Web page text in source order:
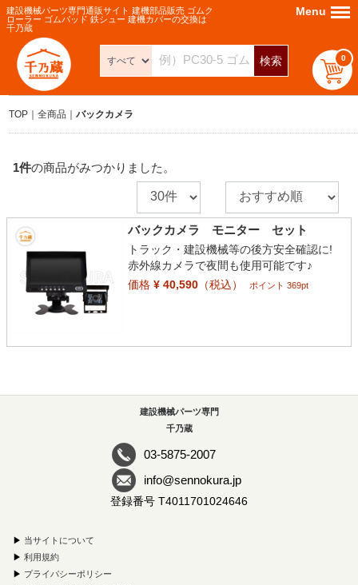
建設機械パーツ専門通販サイト 建機部品販売 ゴムク
ローラー ゴムパッド 鉄シュー 建機カバーの交換は
千乃蔵
検索 0
Menu Menu
TOP 全商品 バックカメラ
1件の商品がみつかりました。
バックカメラ モニター セット
トラック・建設機械等の後方安全確認に!
赤外線カメラで夜間も使用可能です♪
価格¥ 40,590（税込） ポイント 369pt
建設機械パーツ専門
千乃蔵
03-5875-2007
info@sennokura.jp
登録番号 T4011701024646
▶ 当サイトについて
▶ 利用規約
▶ プライバシーポリシー